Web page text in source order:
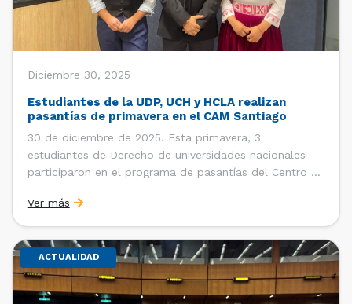
Diciembre 30, 2025
Estudiantes de la UDP, UCH y HCLA realizan
pasantías de primavera en el CAM Santiago
30 de diciembre de 2025. Esta primavera, 3
estudiantes de Derecho de universidades nacionales
participaron en el programa de pasantías del Centro de
de Santiago (CCS). Entre el 3 de noviembre y el 30 de
diciembre realizaron su pasantía Ingrid Ivania […]
Ver más
ACTUALIDAD